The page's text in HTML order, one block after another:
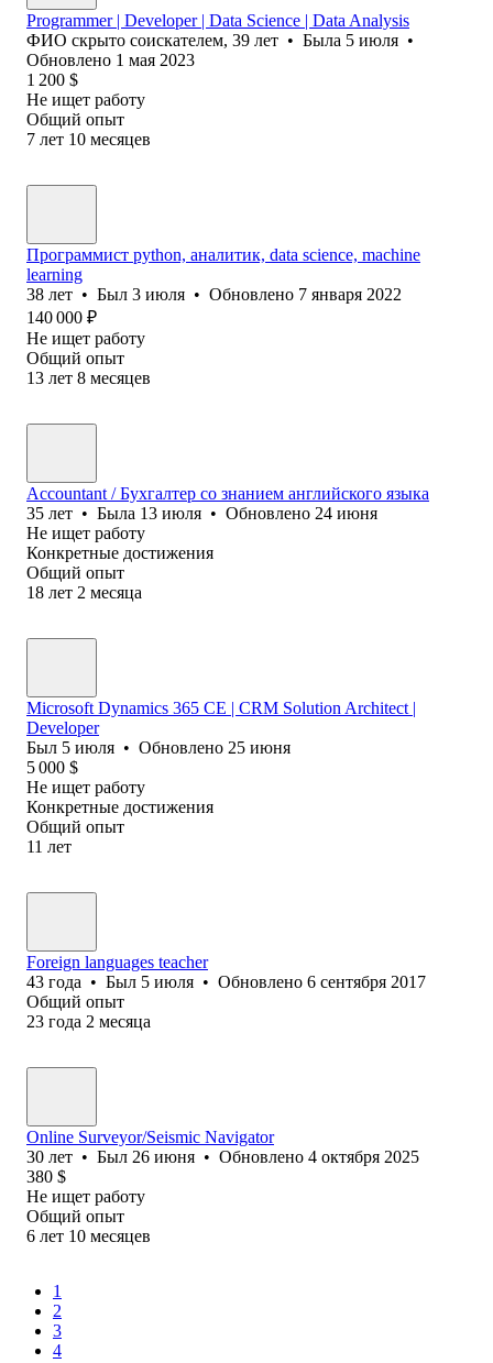
Programmer | Developer | Data Science | Data Analysis
ФИО скрыто соискателем, 39 лет • Была 5 июля •
Обновлено 1 мая 2023
1 200 $
Не ищет работу
Общий опыт
7 лет 10 месяцев
Программист python, аналитик, data science, machine
learning
38 лет • Был 3 июля • Обновлено 7 января 2022
140 000 ₽
Не ищет работу
Общий опыт
13 лет 8 месяцев
Accountant / Бухгалтер со знанием английского языка
35 лет • Была 13 июля • Обновлено 24 июня
Не ищет работу
Конкретные достижения
Общий опыт
18 лет 2 месяца
Microsoft Dynamics 365 CE | CRM Solution Architect |
Developer
Был 5 июля • Обновлено 25 июня
5 000 $
Не ищет работу
Конкретные достижения
Общий опыт
11 лет
Foreign languages teacher
43 года • Был 5 июля • Обновлено 6 сентября 2017
Общий опыт
23 года 2 месяца
Online Surveyor/Seismic Navigator
30 лет • Был 26 июня • Обновлено 4 октября 2025
380 $
Не ищет работу
Общий опыт
6 лет 10 месяцев
1
2
3
4